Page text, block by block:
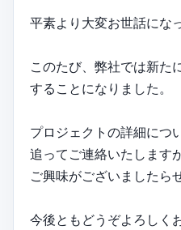
平素より大変お世話にな
このたび、弊社では新
することになりました。
プロジェクトの詳細につ
追ってご連絡いたしますが
ご興味がございましたら
今後ともどうぞよろしく